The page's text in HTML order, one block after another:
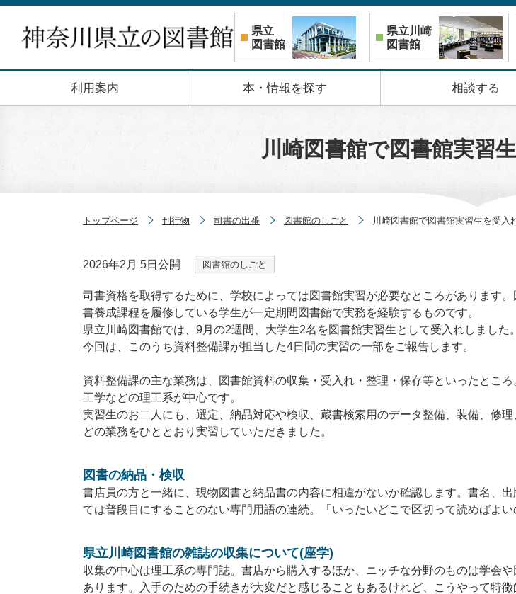
県立
図書館
県立川崎
図書館
利用案内 本・情報を探す 相談する
川崎図書館で図書館実習
トップページ 刊行物 司書の出番 図書館のしごと 川崎図書館で図書館実習生を受入
2026年2月 5日 公開 図書館のしごと
司書資格を取得するために、学校によっては図書館実習が必要なところがあります。
書養成課程を履修している学生が一定期間図書館で実務を経験するものです。
県立川崎図書館では、9月の2週間、大学生2名を図書館実習生として受入れしました。
今回は、このうち資料整備課が担当した4日間の実習の一部をご報告します。
資料整備課の主な業務は、図書館資料の収集・受入れ・整理・保存等といったところ
工学などの理工系が中心です。
実習生のお二人にも、選定、納品対応や検収、蔵書検索用のデータ整備、装備、修
どの業務をひととおり実習していただきました。
図書の納品・検収
書店員の方と一緒に、現物図書と納品書の内容に相違がないか確認します。書名、
ては普段目にすることのない専門用語の連続。「いったいどこで区切って読めばよ
県立川崎図書館の雑誌の収集について(座学)
収集の中心は理工系の専門誌。書店から購入するほか、ニッチな分野のものは学会
あります。入手のための手続きが大変だと感じることもあるけれど、こうやって特